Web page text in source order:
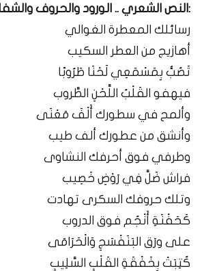
:النص الشعري .. الورود والحروف
رسائلك المعطرة الغوالي
أهازيج من العطر السكيب
تَصُبُّ بِمَسْمَعِي لَحْنَا طَرُوبًا
فيهفو القَلْبُ اللَّحْنِ الطَّروب
وألمح في سطورك أَلْفَ مَعْنَى
وأنشق من عطورك ألف طيب
وطرفي فوق أحرفك النشاوى
فراش ضَلَّ فِي رَوْضِ خَصِيب
وتلك حروفك السكرى تهادت
كَحَفْنَةِ أَنْجُم فوق الدروب
على ورَق البَنَفْسَجِ وَالْحَرَامَى
كُتِبَتْ بِخَفْقَةِ القَلْبِ السَّلِيبِ